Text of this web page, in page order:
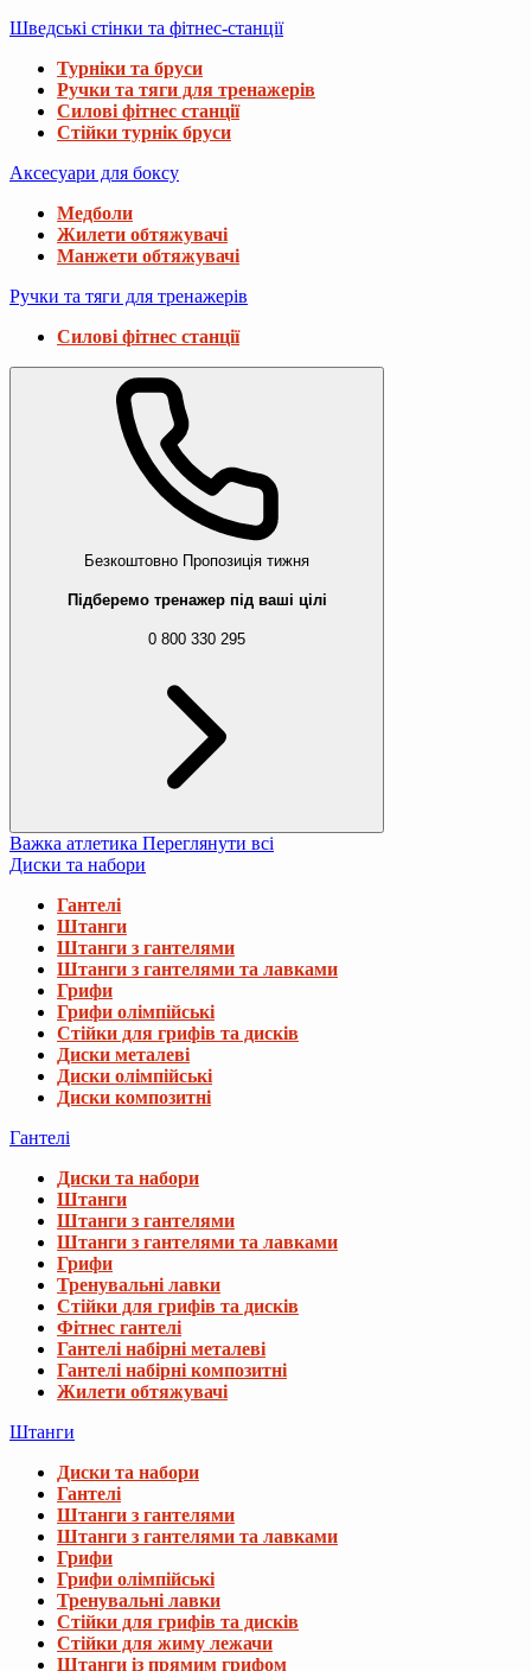
Шведські стінки та фітнес-станції
Турніки та бруси
Ручки та тяги для тренажерів
Силові фітнес станції
Стійки турнік бруси
Аксесуари для боксу
Медболи
Жилети обтяжувачі
Манжети обтяжувачі
Ручки та тяги для тренажерів
Силові фітнес станції
Безкоштовно Пропозиція тижня
Підберемо тренажер під ваші цілі
0 800 330 295
Важка атлетика Переглянути всі
Диски та набори
Гантелі
Штанги
Штанги з гантелями
Штанги з гантелями та лавками
Грифи
Грифи олімпійські
Стійки для грифів та дисків
Диски металеві
Диски олімпійські
Диски композитні
Гантелі
Диски та набори
Штанги
Штанги з гантелями
Штанги з гантелями та лавками
Грифи
Тренувальні лавки
Стійки для грифів та дисків
Фітнес гантелі
Гантелі набірні металеві
Гантелі набірні композитні
Жилети обтяжувачі
Штанги
Диски та набори
Гантелі
Штанги з гантелями
Штанги з гантелями та лавками
Грифи
Грифи олімпійські
Тренувальні лавки
Стійки для грифів та дисків
Стійки для жиму лежачи
Штанги із прямим грифом